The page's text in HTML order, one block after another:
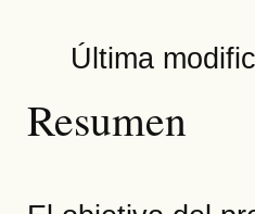
Última
Resumen